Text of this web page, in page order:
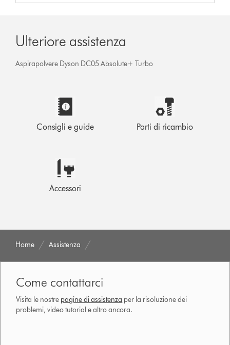
Ulteriore assistenza
Aspirapolvere Dyson DC05 Absolute+ Turbo
Consigli e guide Parti di ricambio
Accessori
Home Assistenza
Come contattarci
Visita le nostre pagine di assistenza per la risoluzione dei
problemi, video tutorial e altro ancora.